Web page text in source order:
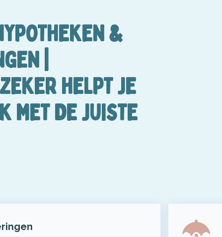
&
|
HELPT JE
MET DE JUISTE